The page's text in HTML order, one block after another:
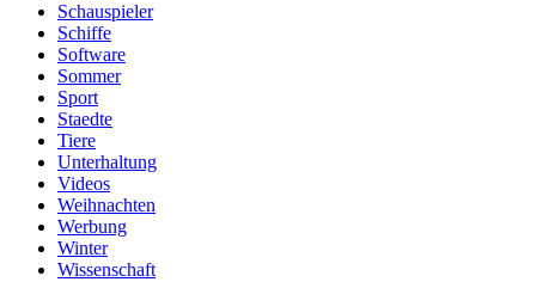
Schauspieler
Schiffe
Software
Sommer
Sport
Staedte
Tiere
Unterhaltung
Videos
Weihnachten
Werbung
Winter
Wissenschaft